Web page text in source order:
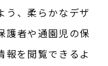
う、柔らかなデザ
護者や通園児の保
報を閲覧できるよ